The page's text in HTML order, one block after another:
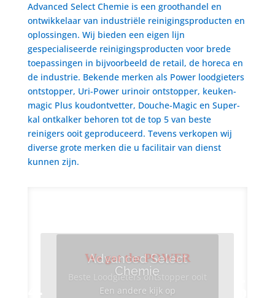
Advanced Select Chemie is een groothandel en
ontwikkelaar van industriële reinigingsproducten en
oplossingen. Wij bieden een eigen lijn
gespecialiseerde reinigingsproducten voor brede
toepassingen in bijvoorbeeld de retail, de horeca en
de industrie. Bekende merken als Power loodgieters
ontstopper, Uri-Power urinoir ontstopper, keuken-
magic Plus koudontvetter, Douche-Magic en Super-
kal ontkalker behoren tot de top 5 van beste
reinigers ooit geproduceerd. Tevens verkopen wij
diverse grote merken die u facilitair van dienst
kunnen zijn.
Advanced Select
Chemie
Een andere kijk op
We got the POWER
Beste Loodgieters ontstopper ooit